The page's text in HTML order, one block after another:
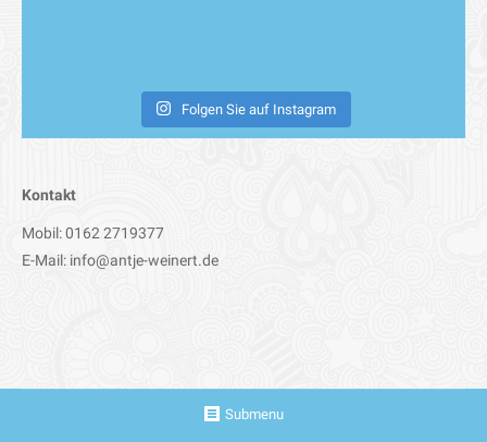
Folgen Sie auf Instagram
Kontakt
Mobil: 0162 2719377
E-Mail: info@antje-weinert.de
Submenu